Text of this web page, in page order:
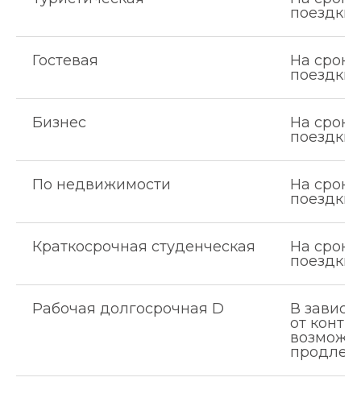
поездки
Гостевая
На сроки
поездки
Бизнес
На сроки
поездки
По недвижимости
На сроки
поездки
Краткосрочная студенческая
На сроки
поездки
Рабочая долгосрочная D
В
от